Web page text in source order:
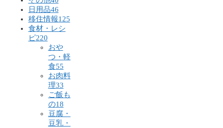
日用品46
移住情報125
食材・レシ
ピ220
おや
つ・軽
食55
お肉料
理33
ご飯も
の18
豆腐・
豆乳・